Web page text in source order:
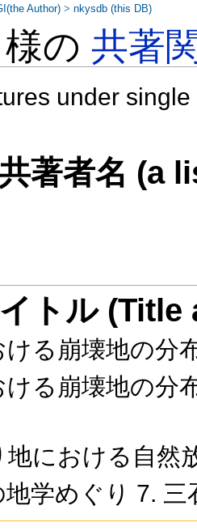
様の共著
under
著者名 (a
トル
ける崩壊地の分
ける崩壊地の分
地における自然
地学めぐり 7.
Author) >nkysdb (this DB)